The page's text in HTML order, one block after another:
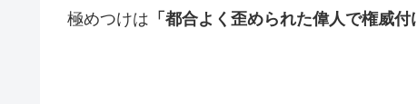
極めつけは 「都合よく歪められた偉人で権威付